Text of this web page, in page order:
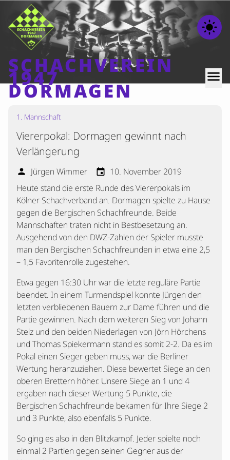
light_mode
SCHACHVEREIN
1947
DORMAGEN
menu
Home
Beiträge
Mannschaften
Ranglisten
Termine
Verschiedenes
Kontakt
1. Mannschaft
Viererpokal: Dormagen gewinnt nach
Verlängerung
person Jürgen Wimmer event 10. November 2019
Heute stand die erste Runde des Viererpokals im
Kölner Schachverband an. Dormagen spielte zu Hause
gegen die Bergischen Schachfreunde. Beide
Mannschaften traten nicht in Bestbesetzung an.
Ausgehend von den DWZ-Zahlen der Spieler musste
man den Bergischen Schachfreunden in etwa eine 2,5
– 1,5 Favoritenrolle zugestehen.
Etwa gegen 16:30 Uhr war die letzte reguläre Partie
beendet. In einem Turmendspiel konnte Jürgen den
letzten verbliebenen Bauern zur Dame führen und die
Partie gewinnen. Nach dem weiteren Sieg von Johann
Steiz und den beiden Niederlagen von Jörn Hörchens
und Thomas Spiekermann stand es somit 2-2. Da es im
Pokal einen Sieger geben muss, war die Berliner
Wertung heranzuziehen. Diese bewertet Siege an den
oberen Brettern höher. Unsere Siege an 1 und 4
ergaben nach dieser Wertung 5 Punkte, die
Bergischen Schachfreunde bekamen für Ihre Siege 2
und 3 Punkte, also ebenfalls 5 Punkte.
So ging es also in den Blitzkampf. Jeder spielte noch
einmal 2 Partien gegen seinen Gegner aus der